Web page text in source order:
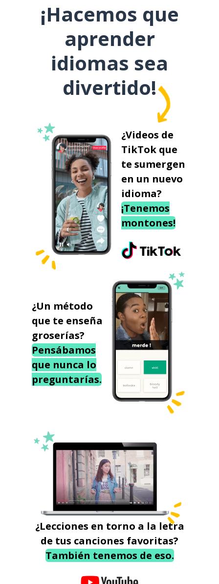
¡Hacemos que
aprender
idiomas sea
divertido!
¿Videos de
TikTok que
te sumergen
en un nuevo
idioma?
¡Tenemos
montones!
¿Un método
que te enseña
groserías?
Pensábamos
que nunca lo
preguntarías.
¿Lecciones en torno a la letra
de tus canciones favoritas?
También tenemos de eso.